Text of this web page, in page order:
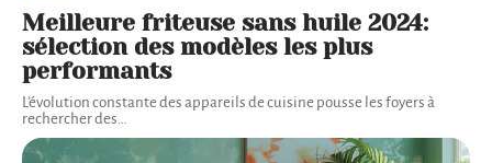
Meilleure friteuse sans huile 2024:
sélection des modèles les plus
performants
L'évolution constante des appareils de cuisine pousse les foyers à
rechercher des…